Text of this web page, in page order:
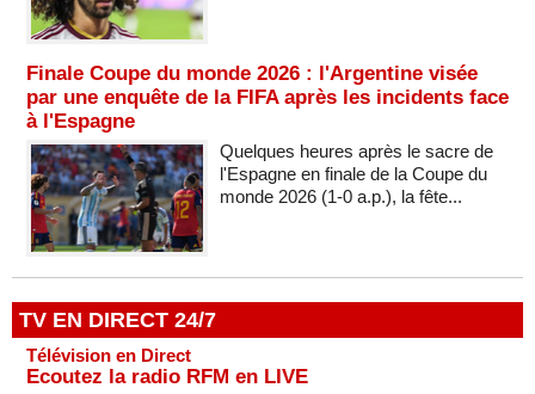
Finale Coupe du monde 2026 : l'Argentine visée
par une enquête de la FIFA après les incidents face
à l'Espagne
Quelques heures après le sacre de
l'Espagne en finale de la Coupe du
monde 2026 (1-0 a.p.), la fête...
TV EN DIRECT 24/7
Télévision en Direct
Ecoutez la radio RFM en LIVE